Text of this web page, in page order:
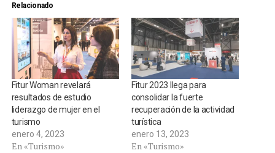
Relacionado
Fitur Woman revelará
resultados de estudio
liderazgo de mujer en el
turismo
enero 4, 2023
En «Turismo»
Fitur 2023 llega para
consolidar la fuerte
recuperación de la actividad
turística
enero 13, 2023
En «Turismo»